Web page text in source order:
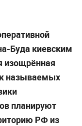
Буда киевским
изощрённая
называемых
планируют
РФ из